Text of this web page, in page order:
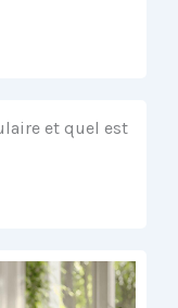
et quel est